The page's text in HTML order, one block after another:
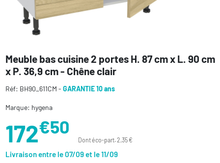
Meuble bas cuisine 2 portes H. 87 cm x L. 90 cm
x P. 36,9 cm - Chêne clair
Réf: BH90_611CM - GARANTIE 10 ans
Marque: hygena
172€50
Dont éco-part. 2,35 €
Livraison entre le 07/09 et le 11/09